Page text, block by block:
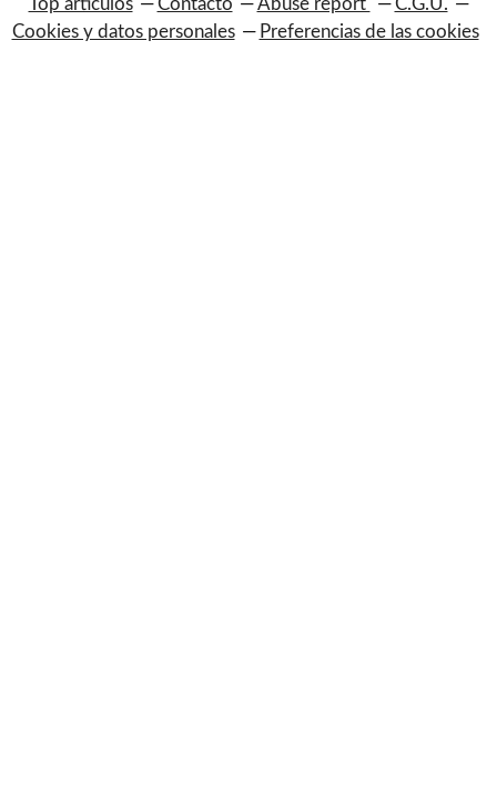
Top artículos Contacto Abuse report
C.G.U.
Cookies y datos personales
Preferencias de las cookies